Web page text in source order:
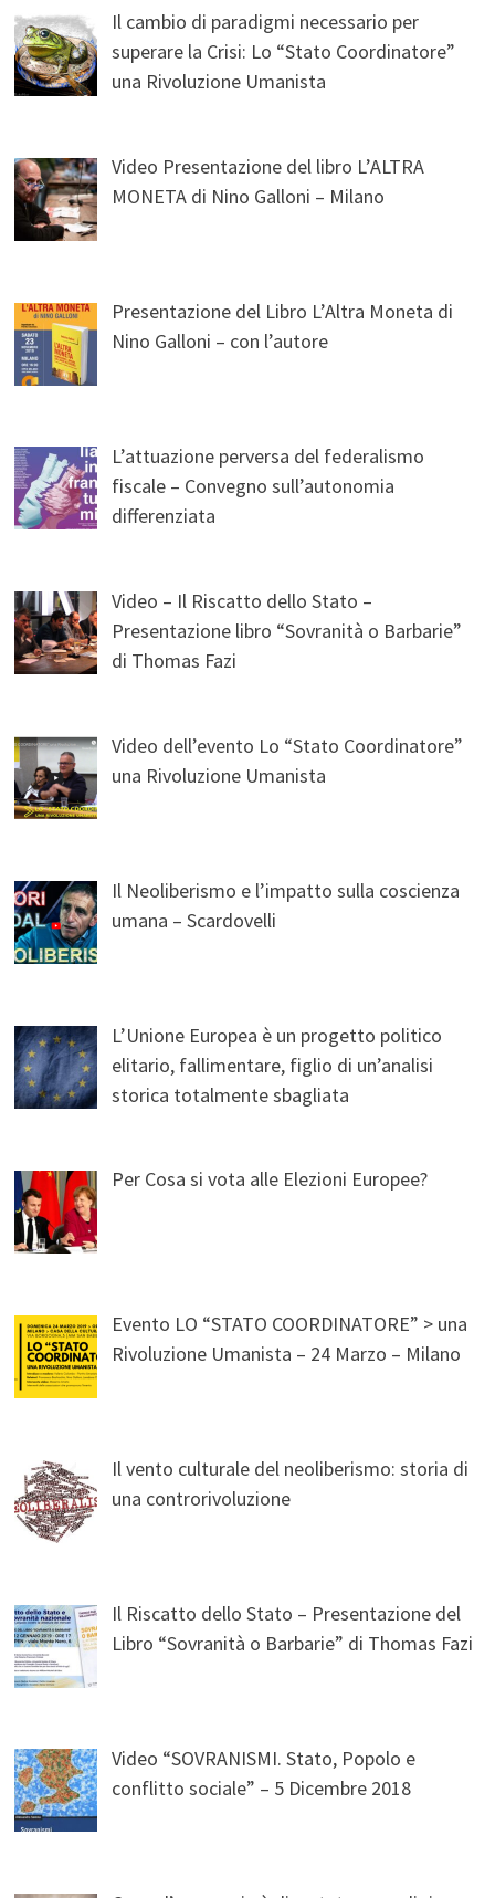
Il cambio di paradigmi necessario per
superare la Crisi: Lo “Stato Coordinatore”
una Rivoluzione Umanista
Video Presentazione del libro L’ALTRA
MONETA di Nino Galloni – Milano
Presentazione del Libro L’Altra Moneta di
Nino Galloni – con l’autore
L’attuazione perversa del federalismo
fiscale – Convegno sull’autonomia
differenziata
Video – Il Riscatto dello Stato –
Presentazione libro “Sovranità o Barbarie”
di Thomas Fazi
Video dell’evento Lo “Stato Coordinatore”
una Rivoluzione Umanista
Il Neoliberismo e l’impatto sulla coscienza
umana – Scardovelli
L’Unione Europea è un progetto politico
elitario, fallimentare, figlio di un’analisi
storica totalmente sbagliata
Per Cosa si vota alle Elezioni Europee?
Evento LO “STATO COORDINATORE” > una
Rivoluzione Umanista – 24 Marzo – Milano
Il vento culturale del neoliberismo: storia di
una controrivoluzione
Il Riscatto dello Stato – Presentazione del
Libro “Sovranità o Barbarie” di Thomas Fazi
Video “SOVRANISMI. Stato, Popolo e
conflitto sociale” – 5 Dicembre 2018